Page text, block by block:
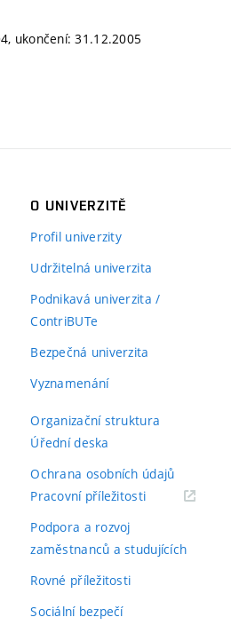
ukončení: 31.12.2005
O UNIVERZITĚ
Profil univerzity
Udržitelná univerzita
Podnikavá univerzita /
ContriBUTe
Bezpečná univerzita
Vyznamenání
Organizační struktura
Úřední deska
Ochrana osobních údajů
Pracovní příležitosti(externí
Podpora a rozvoj
zaměstnanců a studujících
Rovné příležitosti
Sociální bezpečí